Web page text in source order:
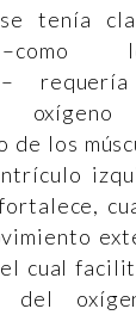
tenía
de los
cual
del